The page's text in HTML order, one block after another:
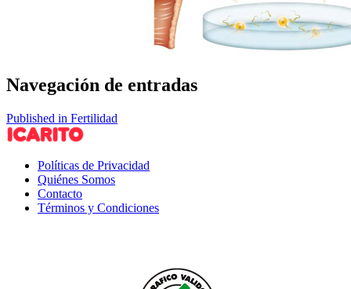
Navegación de entradas
Published in Fertilidad
Políticas de Privacidad
Quiénes Somos
Contacto
Términos y Condiciones